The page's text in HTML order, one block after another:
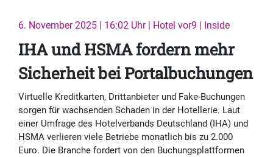
6. November 2025 | 16:02 Uhr | Hotel vor9 | Inside
IHA und HSMA fordern mehr
Sicherheit bei Portalbuchungen
Virtuelle Kreditkarten, Drittanbieter und Fake-Buchungen
sorgen für wachsenden Schaden in der Hotellerie. Laut
einer Umfrage des Hotelverbands Deutschland (IHA) und
HSMA verlieren viele Betriebe monatlich bis zu 2.000
Euro. Die Branche fordert von den Buchungsplattformen